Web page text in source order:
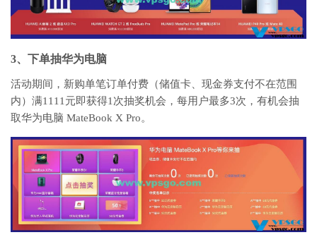
3、下单抽华为电脑
活动期间，新购单笔订单付费（储值卡、现金券支付不在范围
内）满1111元即获得1次抽奖机会，每用户最多3次，有机会抽
取华为电脑 MateBook X Pro。